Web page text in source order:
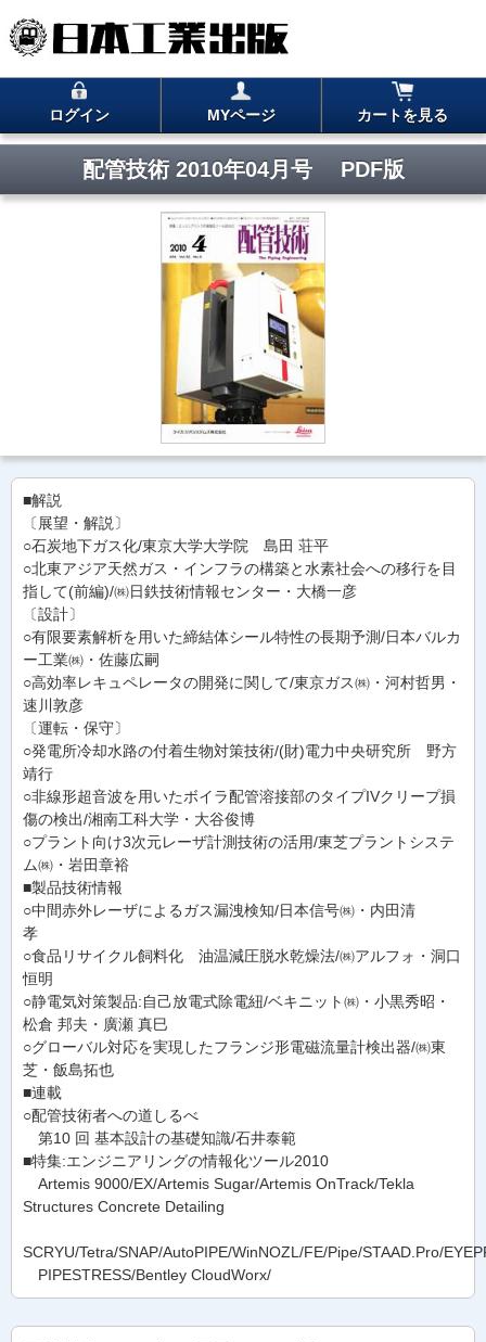
ログイン MYページ カートを見る
配管技術 2010年04月号 PDF版
■解説
〔展望・解説〕
○石炭地下ガス化/東京大学大学院 島田 荘平
○北東アジア天然ガス・インフラの構築と水素社会への移行を目
指して(前編)/㈱日鉄技術情報センター・大橋一彦
〔設計〕
○有限要素解析を用いた締結体シール特性の長期予測/日本バルカ
ー工業㈱・佐藤広嗣
○高効率レキュペレータの開発に関して/東京ガス㈱・河村哲男・
速川敦彦
〔運転・保守〕
○発電所冷却水路の付着生物対策技術/(財)電力中央研究所 野方
靖行
○非線形超音波を用いたボイラ配管溶接部のタイプIVクリープ損
傷の検出/湘南工科大学・大谷俊博
○プラント向け3次元レーザ計測技術の活用/東芝プラントシステ
ム㈱・岩田章裕
■製品技術情報
○中間赤外レーザによるガス漏洩検知/日本信号㈱・内田清
孝
○食品リサイクル飼料化 油温減圧脱水乾燥法/㈱アルフォ・洞口
恒明
○静電気対策製品:自己放電式除電紐/ベキニット㈱・小黒秀昭・
松倉 邦夫・廣瀬 真巳
○グローバル対応を実現したフランジ形電磁流量計検出器/㈱東
芝・飯島拓也
■連載
○配管技術者への道しるべ
第10 回 基本設計の基礎知識/石井泰範
■特集:エンジニアリングの情報化ツール2010
Artemis 9000/EX/Artemis Sugar/Artemis OnTrack/Tekla
Structures Concrete Detailing
SCRYU/Tetra/SNAP/AutoPIPE/WinNOZL/FE/Pipe/STAAD.Pro/
PIPESTRESS/Bentley CloudWorx/